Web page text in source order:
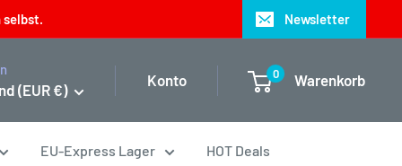
selbst. Newsletter
(EUR €)
Konto 0 Warenkorb
EU-Express Lager HOT Deals